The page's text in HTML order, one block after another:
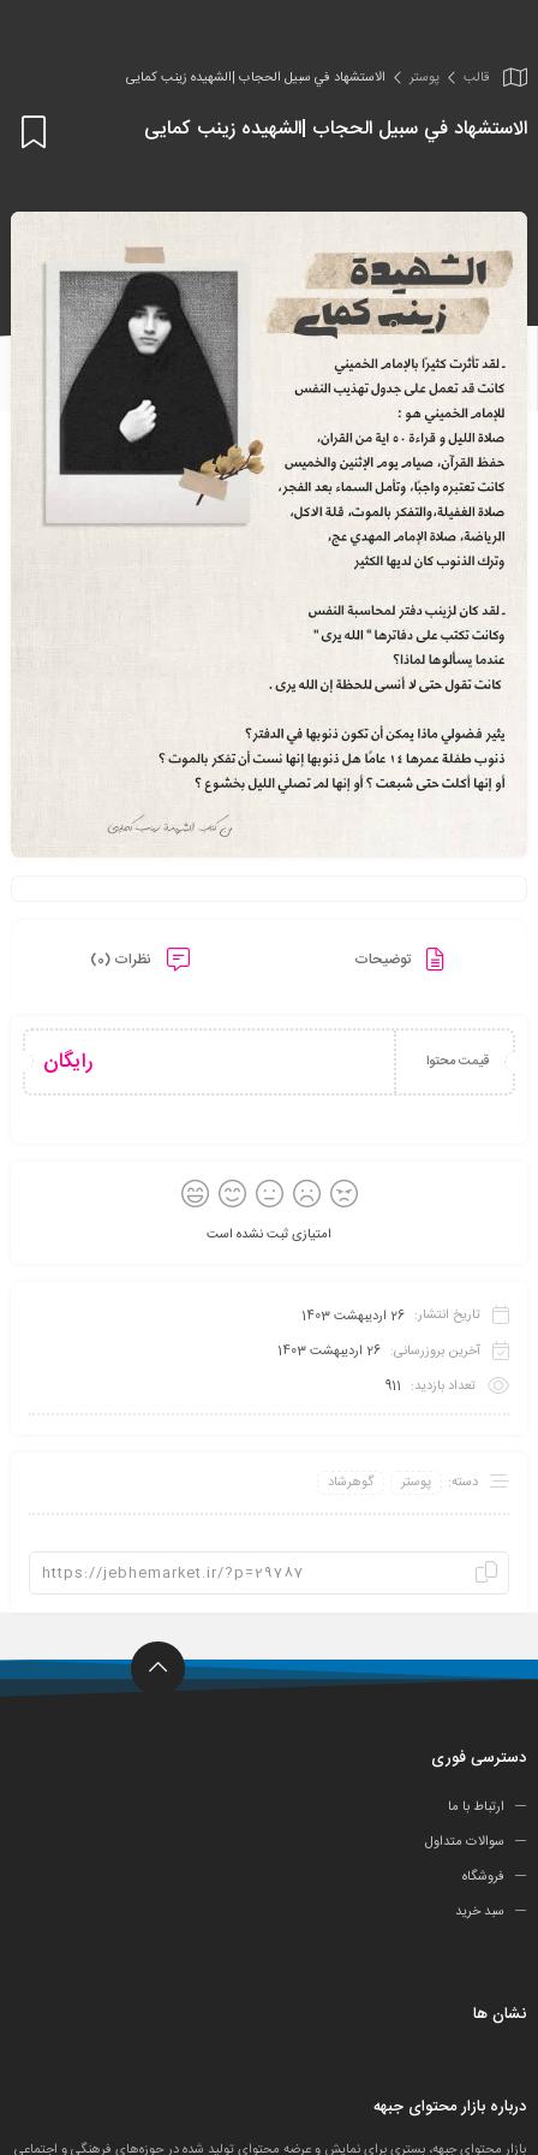
قالب پوستر الاستشهاد في سبيل الحجاب |الشهیده زینب کمایی
الاستشهاد في سبيل الحجاب |الشهیده زینب کمایی
توضیحات نظرات (0)
قیمت محتوا رایگان
امتیازی ثبت نشده است
تاریخ انتشار: 26 اردیبهشت 1403
آخرین بروزرسانی: 26 اردیبهشت 1403
تعداد بازدید: 911
دسته: پوستر گوهرشاد
دسترسی فوری
ارتباط با ما
سوالات متداول
فروشگاه
سبد خرید
نشان ها
درباره بازار محتوای جبهه
بازار محتوای جبهه، بستری برای نمایش و عرضه محتوای تولید شده در حوزه‌های فرهنگی و اجتماعیِ